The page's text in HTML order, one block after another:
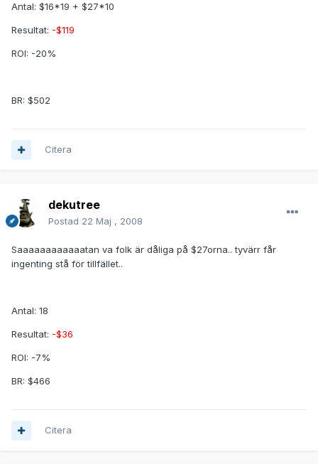
Antal: $16*19 + $27*10
Resultat: -$119
ROI: -20%
BR: $502
Citera
dekutree
Postad 22 Maj , 2008
Saaaaaaaaaaaatan va folk är dåliga på $27orna.. tyvärr får
ingenting stå för tillfället..
Antal: 18
Resultat: -$36
ROI: -7%
BR: $466
Citera